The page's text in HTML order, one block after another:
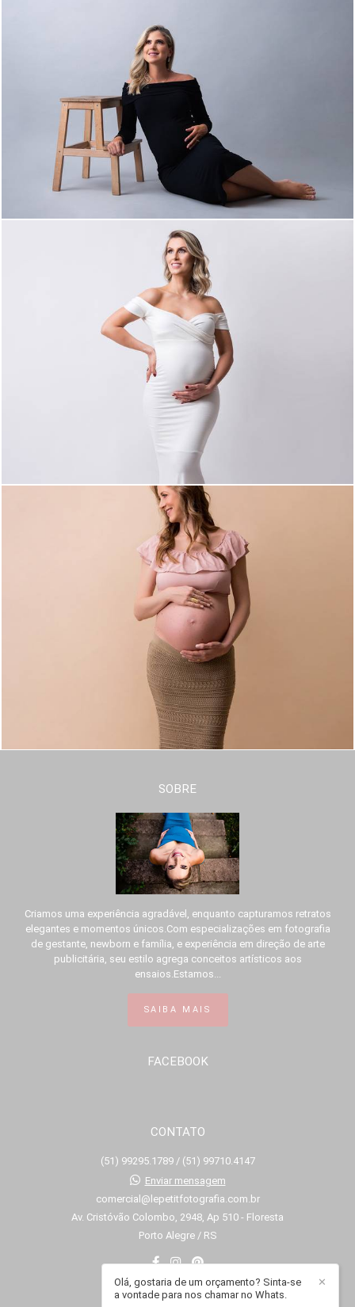
SOBRE
Criamos uma experiência agradável, enquanto capturamos retratos
elegantes e momentos únicos.Com especializações em fotografia
de gestante, newborn e família, e experiência em direção de arte
publicitária, seu estilo agrega conceitos artísticos aos
ensaios.Estamos...
SAIBA MAIS
FACEBOOK
CONTATO
(51) 99295.1789 / (51) 99710.4147
Enviar mensagem
comercial@lepetitfotografia.com.br
Av. Cristóvão Colombo, 2948, Ap 510 - Floresta
Porto Alegre / RS
✕
Olá, gostaria de um orçamento? Sinta-se
a vontade para nos chamar no Whats.